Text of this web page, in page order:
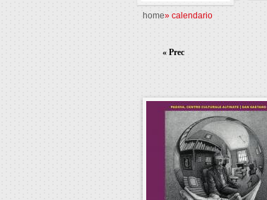
home» calendario
« Prec